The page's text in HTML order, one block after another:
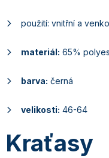
použití: vnitřní a
materiál: 65%
barva: černá
velikosti: 46-64
Kraťasy